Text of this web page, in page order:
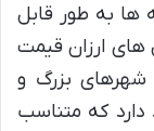
ها به طور قابل
های ارزان قیمت
۵ ستاره در شهرهای بزرگ و
که متناسب